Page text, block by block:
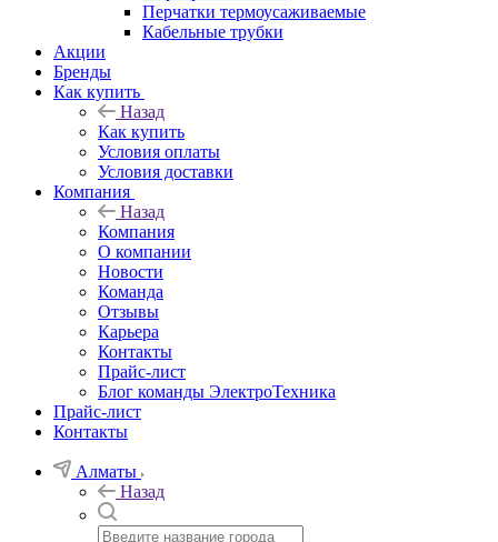
Перчатки термоусаживаемые
Кабельные трубки
Акции
Бренды
Как купить
Назад
Как купить
Условия оплаты
Условия доставки
Компания
Назад
Компания
О компании
Новости
Команда
Отзывы
Карьера
Контакты
Прайс-лист
Блог команды ЭлектроТехника
Прайс-лист
Контакты
Алматы
Назад